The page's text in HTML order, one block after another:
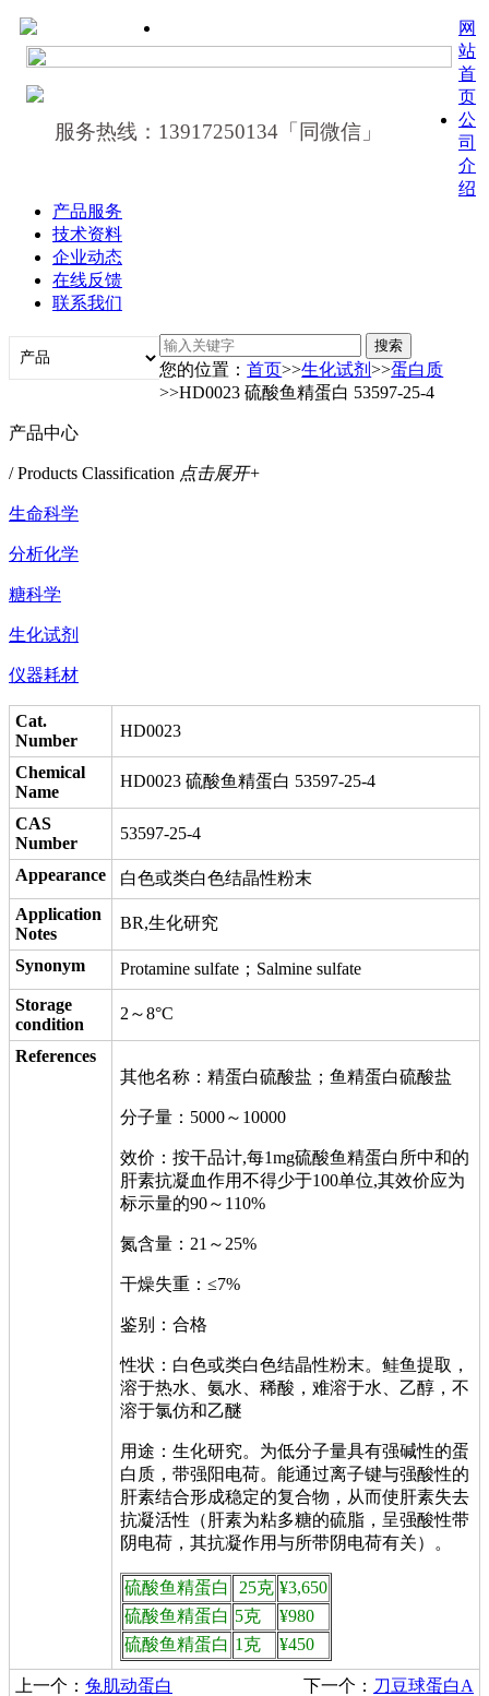
服务热线：13917250134「同微信」
网
站
首
页
公
司
介
绍
产品服务
技术资料
企业动态
在线反馈
联系我们
您的位置：首页>>生化试剂>>蛋白质
>>HD0023 硫酸鱼精蛋白 53597-25-4
产品中心
/ Products Classification 点击展开+
生命科学
分析化学
糖科学
生化试剂
仪器耗材
Cat.
Number
HD0023
Chemical
Name
HD0023 硫酸鱼精蛋白 53597-25-4
CAS
Number
53597-25-4
Appearance
白色或类白色结晶性粉末
Application
Notes
BR,生化研究
Synonym
Protamine sulfate；Salmine sulfate
Storage
condition
2～8°C
References
其他名称：精蛋白硫酸盐；鱼精蛋白硫酸盐
分子量：5000～10000
效价：按干品计,每1mg硫酸鱼精蛋白所中和的
肝素抗凝血作用不得少于100单位,其效价应为
标示量的90～110%
氮含量：21～25%
干燥失重：≤7%
鉴别：合格
性状：白色或类白色结晶性粉末。鲑鱼提取，
溶于热水、氨水、稀酸，难溶于水、乙醇，不
溶于氯仿和乙醚
用途：生化研究。为低分子量具有强碱性的蛋
白质，带强阳电荷。能通过离子键与强酸性的
肝素结合形成稳定的复合物，从而使肝素失去
抗凝活性（肝素为粘多糖的硫脂，呈强酸性带
阴电荷，其抗凝作用与所带阴电荷有关）。
硫酸鱼精蛋白 25克 ¥3,650
硫酸鱼精蛋白 5克
¥980
硫酸鱼精蛋白 1克 ¥450
下一个： 刀豆球蛋白A
上一个： 兔肌动蛋白